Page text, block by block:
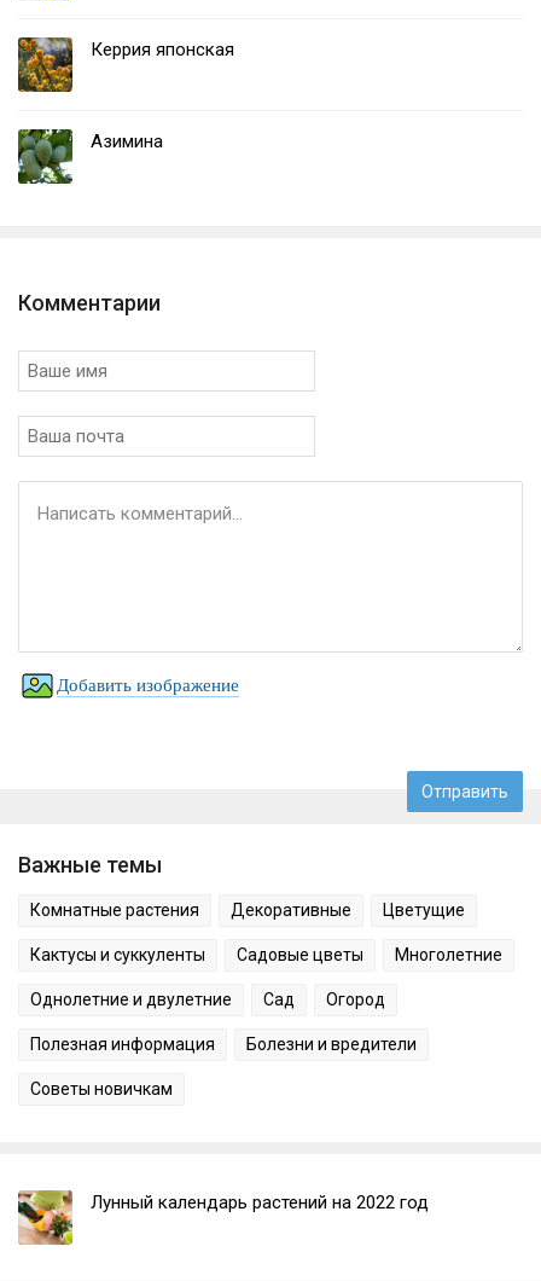
Керрия японская
Азимина
Комментарии
Добавить изображение
Важные темы
Комнатные растения Декоративные Цветущие
Кактусы и суккуленты Садовые цветы Многолетние
Однолетние и двулетние Сад Огород
Полезная информация Болезни и вредители
Советы новичкам
Лунный календарь растений на 2022 год